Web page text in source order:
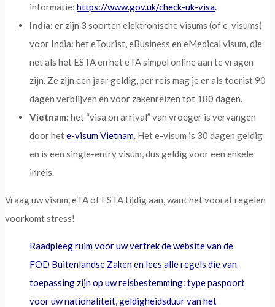
informatie: https://www.gov.uk/check-uk-visa.
India: er zijn 3 soorten elektronische visums (of e-visums)
voor India: het eTourist, eBusiness en eMedical visum, die
net als het ESTA en het eTA simpel online aan te vragen
zijn. Ze zijn een jaar geldig, per reis mag je er als toerist 90
dagen verblijven en voor zakenreizen tot 180 dagen.
Vietnam: het “visa on arrival” van vroeger is vervangen
door hete-visum Vietnam. Het e-visum is 30 dagen geldig
en is een single-entry visum, dus geldig voor een enkele
inreis.
Vraag uw visum, eTA of ESTA tijdig aan, want het vooraf regelen
voorkomt stress!
Raadpleeg ruim voor uw vertrek de website van de
FOD Buitenlandse Zaken en lees alle regels die van
toepassing zijn op uw reisbestemming: type paspoort
voor uw nationaliteit, geldigheidsduur van het